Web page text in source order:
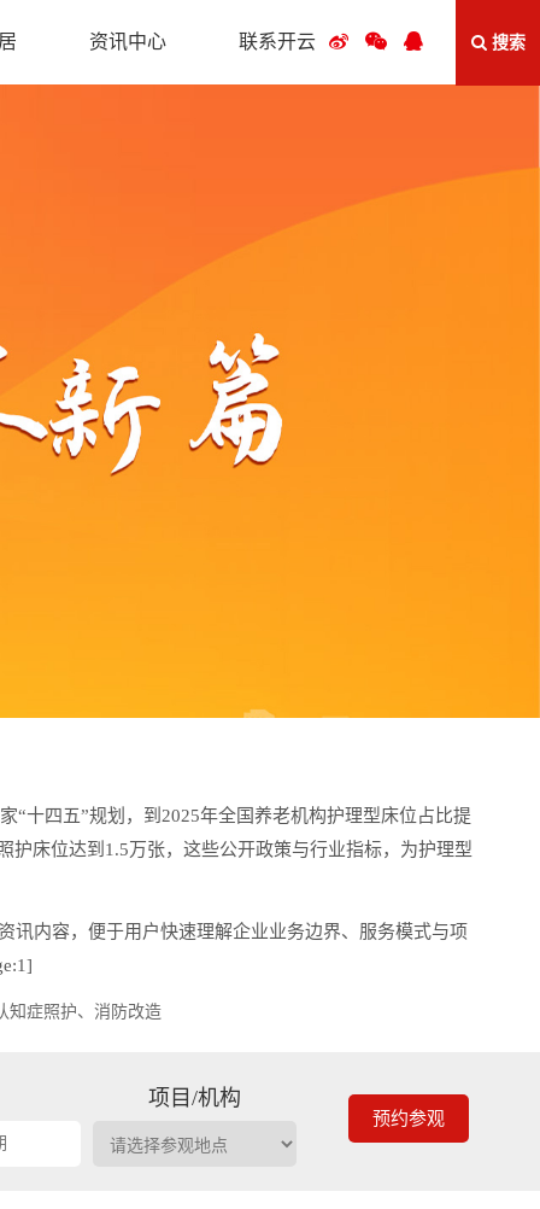
搜索
资讯中心 联系开云
“十四五”规划，到2025年全国养老机构护理型床位占比提
护床位达到1.5万张，这些公开政策与行业指标，为护理型
讯内容，便于用户快速理解企业业务边界、服务模式与项
知症照护、消防改造
项目/机构
预约参观